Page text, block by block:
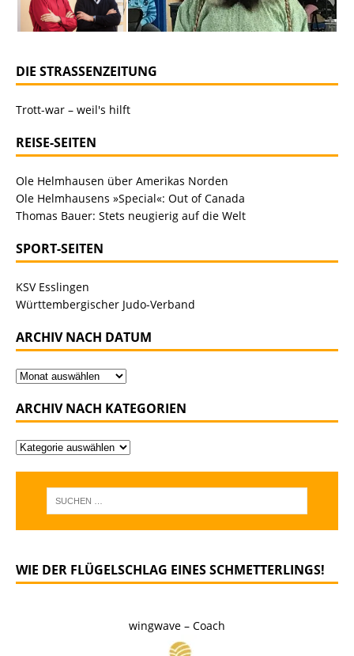
DIE STRASSENZEITUNG
Trott-war – weil's hilft
REISE-SEITEN
Ole Helmhausen über Amerikas Norden
Ole Helmhausens »Special«: Out of Canada
Thomas Bauer: Stets neugierig auf die Welt
SPORT-SEITEN
KSV Esslingen
Württembergischer Judo-Verband
ARCHIV NACH DATUM
ARCHIV NACH KATEGORIEN
WIE DER FLÜGELSCHLAG EINES SCHMETTERLINGS!
wingwave – Coach